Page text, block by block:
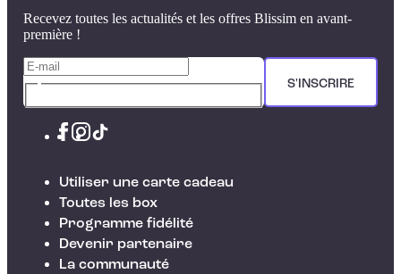
Recevez toutes les actualités et les offres Blissim en avant-
première !
S'INSCRIRE
Utiliser une carte cadeau
Toutes les box
Programme fidélité
Devenir partenaire
La communauté